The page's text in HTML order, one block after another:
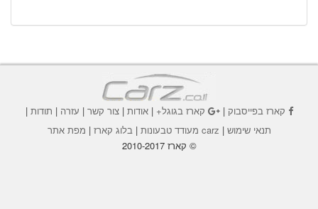
קארז בפייסבוק| קארז בגוגל+|אודות |צור קשר | עזרה | תודות |
תנאי שימוש | carz מעודד טבעונות |בלוג קארז | מפת אתר
© קארז 2010-2017